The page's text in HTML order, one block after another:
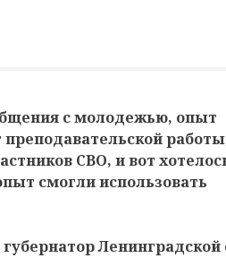
с молодежью, опыт
СВО, и вот
смогли использовать
Ленинградской